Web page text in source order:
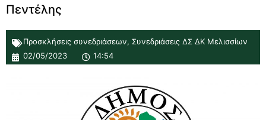
Πεντέλης
Προσκλήσεις συνεδριάσεων, Συνεδριάσεις ΔΣ ΔΚ Μελισσίων
02/05/2023
14:54